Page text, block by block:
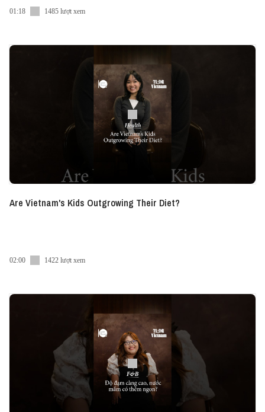
01:18 1485 lượt xem
Are Vietnam's Kids Outgrowing Their Diet?
02:00 1422 lượt xem